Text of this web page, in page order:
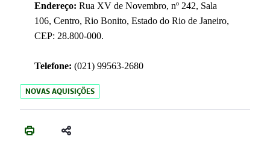
Endereço: Rua XV de Novembro, nº 242, Sala
106, Centro, Rio Bonito, Estado do Rio de Janeiro,
CEP: 28.800-000.
Telefone: (021) 99563-2680
NOVAS AQUISIÇÕES